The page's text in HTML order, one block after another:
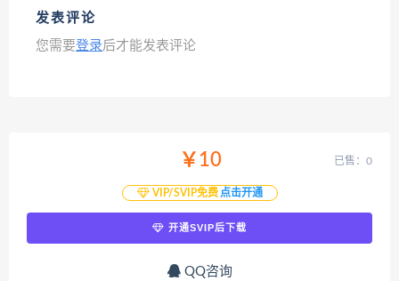
发表评论
您需要登录后才能发表评论
￥10
VIP/SVIP免费 点击开通
已售：0
开通SVIP后下载
QQ咨询